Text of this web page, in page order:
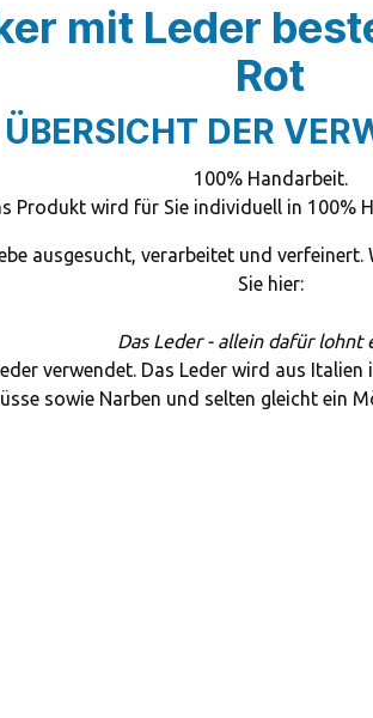
mit Leder
Rot
DER
100% Handarbeit.
Produkt wird für Sie individuell in 100%
ausgesucht, verarbeitet und
Sie hier:
Das Leder - allein dafür lohnt
verwendet. Das Leder wird aus
sowie Narben und selten gleicht ein